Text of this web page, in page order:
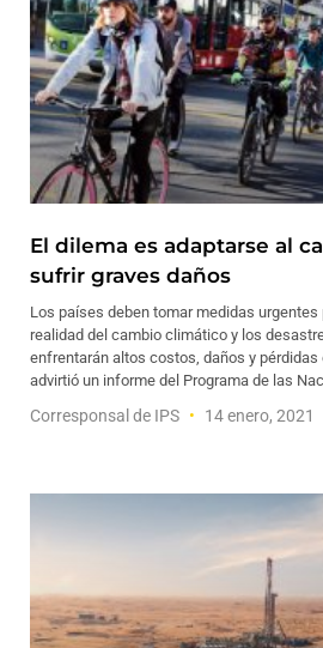
El dilema es adaptarse al
sufrir graves daños
Los países deben tomar medidas urgentes
realidad del cambio climático y los
enfrentarán altos costos, daños y
advirtió un informe del Programa de las
Corresponsal de IPS 14 enero, 2021